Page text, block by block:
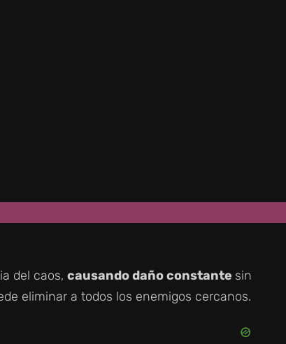
del caos, causando daño constante sin
eliminar a todos los enemigos cercanos.